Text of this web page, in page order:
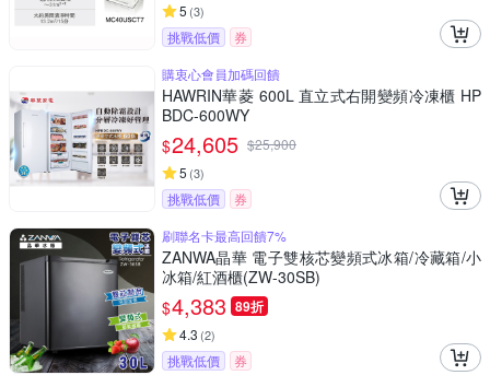
5 (3)
挑戰低價
券
購衷心會員加碼回饋
HAWRIN華菱 600L 直立式右開變頻冷凍櫃 HP
BDC-600WY
$24,605 $25,900
5 (3)
挑戰低價
券
刷聯名卡最高回饋7%
ZANWA晶華 電子雙核芯變頻式冰箱/冷藏箱/小
冰箱/紅酒櫃(ZW-30SB)
$4,383 89折
4.3 (2)
挑戰低價
券